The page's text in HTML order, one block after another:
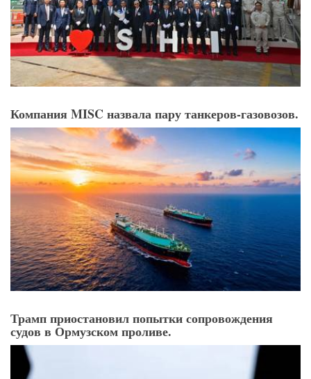
Компания MISC назвала пару танкеров-газовозов.
Трамп приостановил попытки сопровождения
судов в Ормузском проливе.